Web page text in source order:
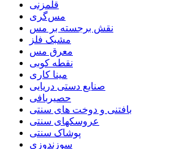
قلمزنی
مس‌گری
نقش برجسته بر مس
مشبک فلز
معرق مس
نقطه کوبی
مینا کاری
صنایع دستی دریایی
حصیربافی
بافتنی‌ و دوخت های سنتی
عروسکهای سنتی
پوشاک سنتی
سوزندوزی